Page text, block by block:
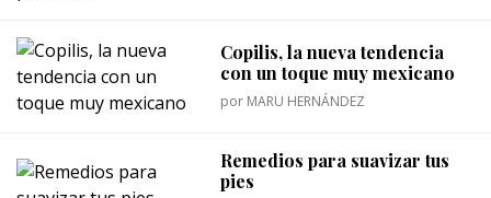
Copilis, la nueva tendencia
con un toque muy mexicano
por MARU HERNÁNDEZ
Remedios para suavizar tus
pies